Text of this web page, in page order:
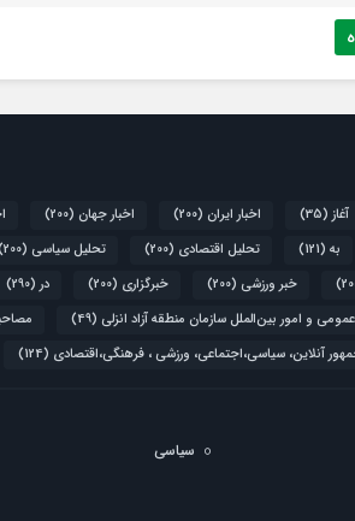
آغاز (35) اخبار ایران (200) اخبار جهان (200)
به (121) تحلیل اقتصادی (200) تحلیل سیاسی (200)
خبر ورزشی (200) خبرگزاری (200) در (290)
و امور بین‌الملل سازمان منطقه آزاد انزلی (49)
آنلاین، سیاسی،اجتماعی، ورزشی ، فرهنگی،اقتصادی (124)
سیاسی